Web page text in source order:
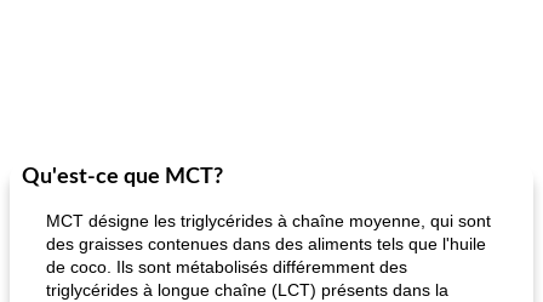
Qu'est-ce que MCT?
MCT désigne les triglycérides à chaîne moyenne, qui sont
des graisses contenues dans des aliments tels que l'huile
de coco. Ils sont métabolisés différemment des
triglycérides à longue chaîne (LCT) présents dans la